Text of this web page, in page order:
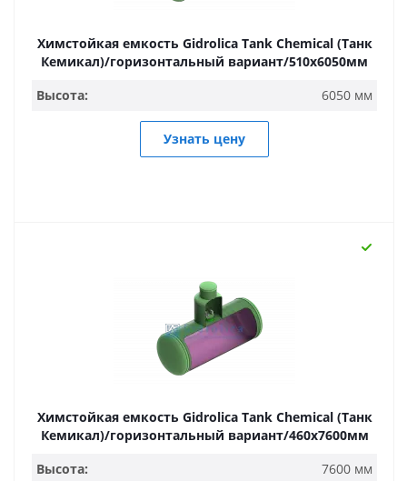
Химстойкая емкость Gidrolica Tank Chemical (Танк
Кемикал)/горизонтальный вариант/510х6050мм
Высота:
6050 мм
Узнать цену
Химстойкая емкость Gidrolica Tank Chemical (Танк
Кемикал)/горизонтальный вариант/460х7600мм
Высота:
7600 мм